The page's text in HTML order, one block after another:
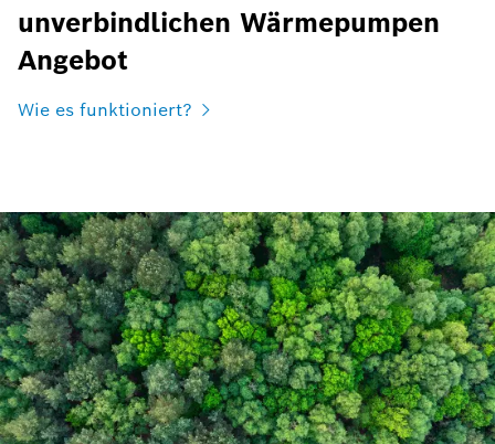
unverbindlichen Wärmepumpen
Angebot
Wie es funktioniert?